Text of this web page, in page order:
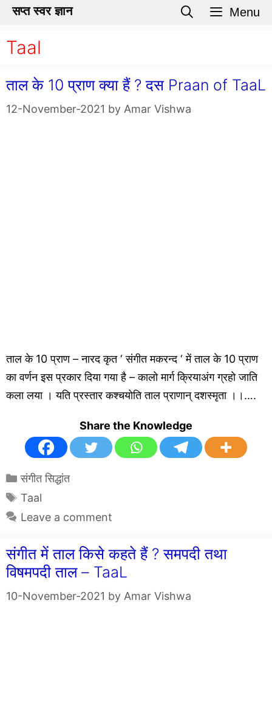
Skip
content
सप्त स्वर ज्ञान Menu
Taal
ताल के 10 प्राण क्या हैं ? दस Praan of TaaL
12-November-2021 by Amar Vishwa
ताल के 10 प्राण – नारद कृत ‘ संगीत मकरन्द ‘ में ताल के 10 प्राण
का वर्णन इस प्रकार दिया गया है – कालो मार्ग क्रियाअंग ग्रहो जाति
कला लया । यति प्रस्तार कश्चयोति ताल प्राणान् दशस्मृता ।।….
Share the Knowledge
Categories
संगीत सिद्धांत
Tags
Taal
Leave a comment
संगीत में ताल किसे कहते हैं ? समपदी तथा
विषमपदी ताल – TaaL
10-November-2021 by Amar Vishwa